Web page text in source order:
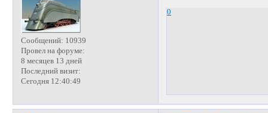
Сообщений: 10939
Провел на форуме:
8 месяцев 13 дней
Последний визит:
Сегодня 12:40:49
0